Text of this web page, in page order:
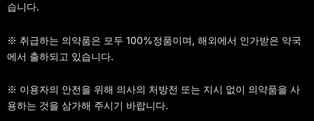
습니다.
※ 취급하는 의약품은 모두 100%정품이며, 해외에서 인가받은 약국
에서 출하되고 있습니다.
※ 이용자의 안전을 위해 의사의 처방전 또는 지시 없이 의약품을 사
용하는 것을 삼가해 주시기 바랍니다.